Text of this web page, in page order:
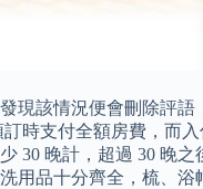
現該情況便會刪除評語
時支付全額房費，而
30 晚計，超過 30 晚之
用品十分齊全，梳、